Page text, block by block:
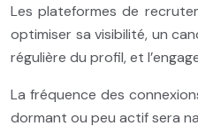
Les plateformes de
optimiser sa visibilité, un
régulière du profil, et
La fréquence des
dormant ou peu actif sera